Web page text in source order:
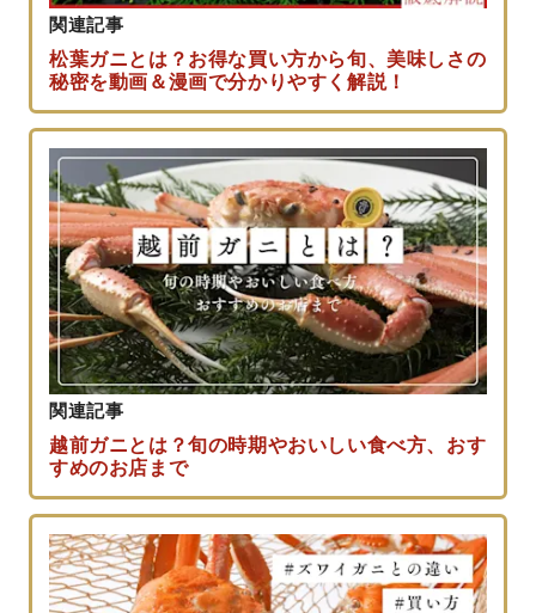
関連記事
松葉ガニとは？お得な買い方から旬、美味しさの
秘密を動画＆漫画で分かりやすく解説！
関連記事
越前ガニとは？旬の時期やおいしい食べ方、おす
すめのお店まで